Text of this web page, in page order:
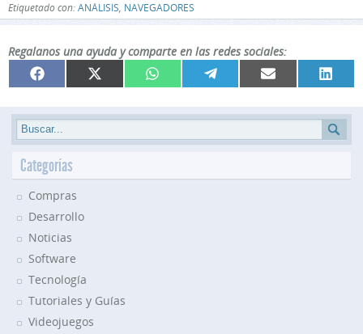
Etiquetado con:ANÁLISIS, NAVEGADORES
Regalanos una ayuda y comparte en las redes sociales:
Compartir
en
Facebook Compartir
en
X
(Twitter)
Compartir
en
WhatsApp Compartir
en
Compartir
en
Email
en
Categorías
Compras
Desarrollo
Noticias
Software
Tecnología
Tutoriales y Guías
Videojuegos